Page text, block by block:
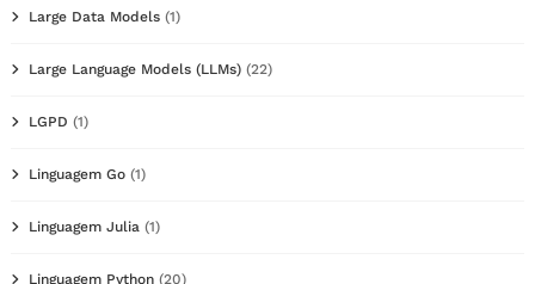
Large Data Models (1)
Large Language Models (LLMs) (22)
LGPD (1)
Linguagem Go (1)
Linguagem Julia (1)
Linguagem Python (20)